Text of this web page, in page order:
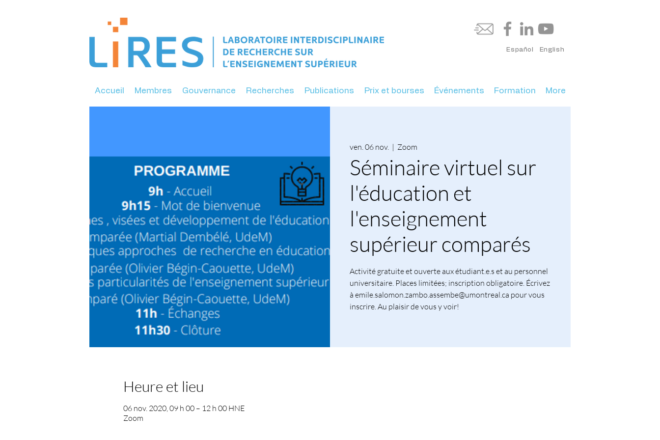
Español English
Accueil Membres Gouvernance Recherches Publications Prix et bourses Événements Formation More
ven. 06 nov.
  |
Zoom
Séminaire virtuel sur
l'éducation et
l'enseignement
supérieur comparés
Activité gratuite et ouverte aux étudiant.e.s et au personnel
universitaire. Places limitées; inscription obligatoire. Écrivez
à emile.salomon.zambo.assembe@umontreal.ca pour vous
inscrire. Au plaisir de vous y voir!
Heure et lieu
06 nov. 2020, 09 h 00 – 12 h 00 HNE
Zoom